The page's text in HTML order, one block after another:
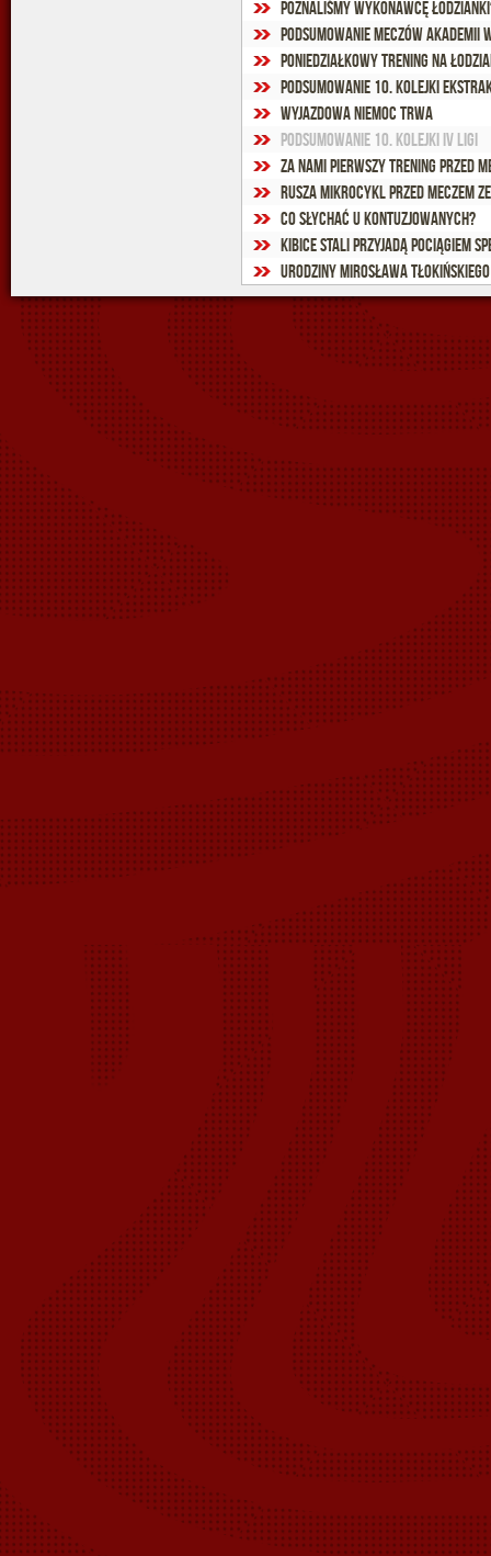
Poznaliśmy wykonawcę
Poniedziałkowy trening na
Podsumowanie 10. kolejki
Wyjazdowa niemoc trwa
Podsumowanie 10. kolejki IV ligi
Za nami pierwszy trening przed
Rusza mikrocykl przed meczem
Co słychać u kontuzjowanych?
Kibice Stali przyjadą pociągiem
Urodziny Mirosława Tłokińskiego